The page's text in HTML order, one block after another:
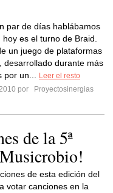
par de días hablábamos
es el turno de Braid.
un juego de plataformas
desarrollado durante más
por un...
Leer el resto
por
Proyectosinergias
de la 5ª
de esta edición del
votar canciones en la